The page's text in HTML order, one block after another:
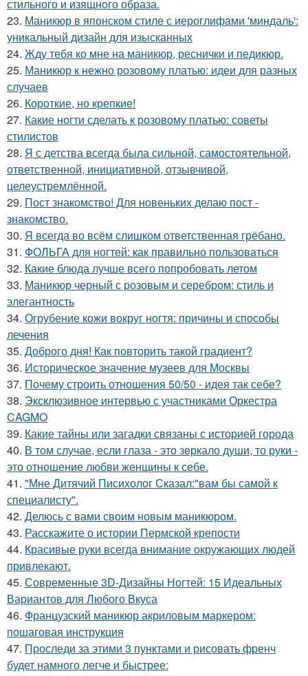
стильного и изящного образа.
23. Маникюр в японском стиле с иероглифами 'миндаль':
уникальный дизайн для изысканных
24. Жду тебя ко мне на маникюр, реснички и педикюр.
25. Маникюр к нежно розовому платью: идеи для разных
случаев
26. Короткие, но крепкие!
27. Какие ногти сделать к розовому платью: советы
стилистов
28. Я с детства всегда была сильной, самостоятельной,
ответственной, инициативной, отзывчивой,
целеустремлённой.
29. Пост знакомство! Для новеньких делаю пост -
знакомство.
30. Я всегда во всём слишком ответственная грёбано.
31. ФОЛЬГА для ногтей: как правильно пользоваться
32. Какие блюда лучше всего попробовать летом
33. Маникюр черный с розовым и серебром: стиль и
элегантность
34. Огрубение кожи вокруг ногтя: причины и способы
лечения
35. Доброго дня! Как повторить такой градиент?
36. Историческое значение музеев для Москвы
37. Почему строить отношения 50/50 - идея так себе?
38. Эксклюзивное интервью с участниками Оркестра
CAGMO
39. Какие тайны или загадки связаны с историей города
40. В том случае, если глаза - это зеркало души, то руки -
это отношение любви женщины к себе.
41. "Мне Дитячий Писихолог Сказал:"вам бы самой к
специалисту".
42. Делюсь с вами своим новым маникюром.
43. Расскажите о истории Пермской крепости
44. Красивые руки всегда внимание окружающих людей
привлекают.
45. Современные 3D-Дизайны Ногтей: 15 Идеальных
Вариантов для Любого Вкуса
46. Французский маникюр акриловым маркером:
пошаговая инструкция
47. Проследи за этими 3 пунктами и рисовать френч
будет намного легче и быстрее: